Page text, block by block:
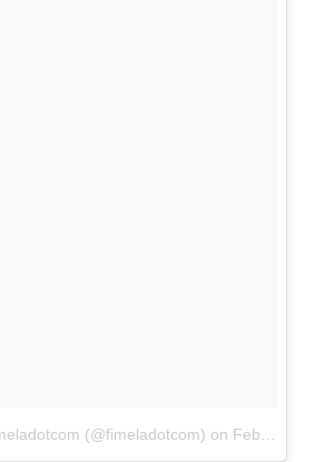
(@fimeladotcom) on Feb 2, 2017 at 10:21pm PST